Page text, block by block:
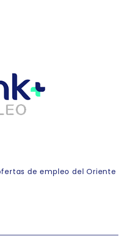
de empleo del Oriente